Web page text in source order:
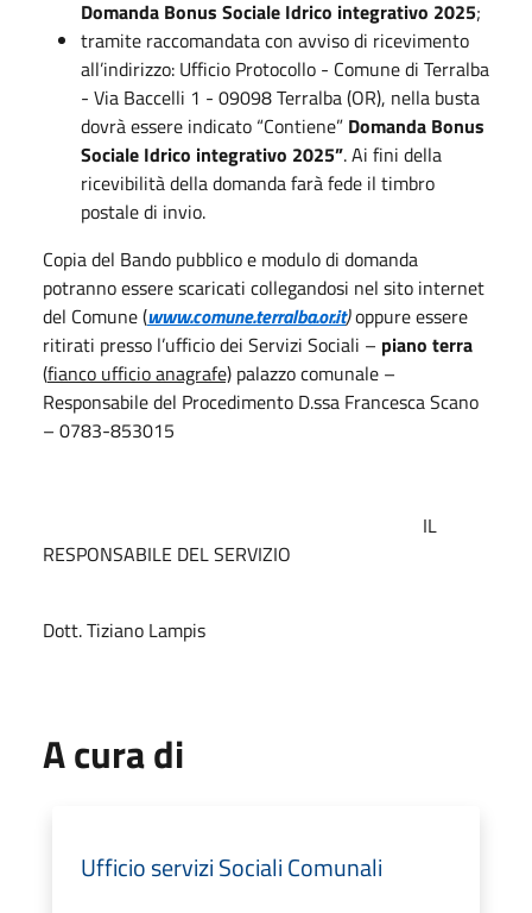
Domanda Bonus Sociale Idrico integrativo 2025;
tramite raccomandata con avviso di ricevimento
all’indirizzo: Ufficio Protocollo - Comune di Terralba
- Via Baccelli 1 - 09098 Terralba (OR), nella busta
dovrà essere indicato “Contiene” Domanda Bonus
Sociale Idrico integrativo 2025”. Ai fini della
ricevibilità della domanda farà fede il timbro
postale di invio.
Copia del Bando pubblico e modulo di domanda
potranno essere scaricati collegandosi nel sito internet
del Comune (www.comune.terralba.or.it)oppure essere
ritirati presso l’ufficio dei Servizi Sociali – piano terra
(fianco ufficio anagrafe) palazzo comunale –
Responsabile del Procedimento D.ssa Francesca Scano
– 0783-853015
IL
RESPONSABILE DEL SERVIZIO
Dott. Tiziano Lampis
A cura di
Ufficio servizi Sociali Comunali